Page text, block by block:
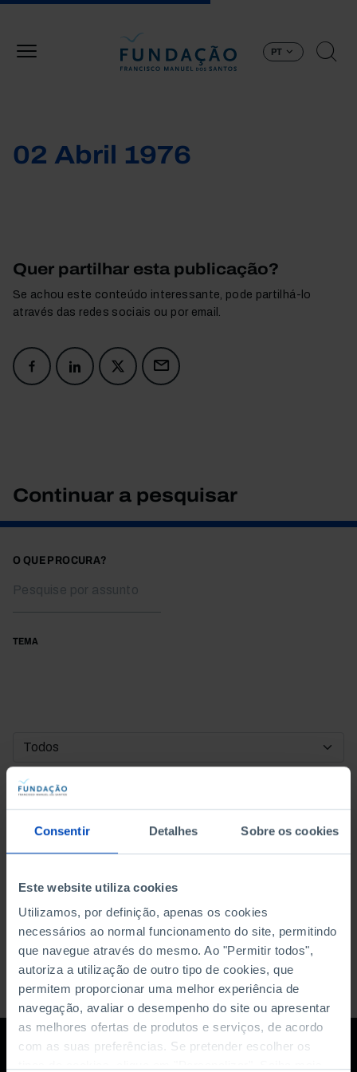
Consentir Detalhes Sobre os cookies
Este website utiliza cookies
Utilizamos, por definição, apenas os cookies
necessários ao normal funcionamento do site, permitindo
que navegue através do mesmo. Ao "Permitir todos",
autoriza a utilização de outro tipo de cookies, que
permitem proporcionar uma melhor experiência de
navegação, avaliar o desempenho do site ou apresentar
as melhores ofertas de produtos e serviços, de acordo
com as suas preferências. Se pretender escolher os
PT
02 Abril 1976
Quer partilhar esta publicação?
Se achou este conteúdo interessante, pode partilhá-lo
através das redes sociais ou por email.
Continuar a pesquisar
O QUE PROCURA?
TEMA
DATA DE INÍCIO
DATA DE FIM